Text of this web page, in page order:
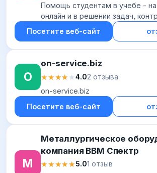
Помощь студентам в учебе - на
онлайн и в решении задач,
Посетите веб-сайт
O
on-service.biz
★★★★★
★★★★★4.02 отзыва
on-service.biz
Посетите веб-сайт
М
Металлургическое
компания ВВМ Спектр
★★★★★
★★★★★5.01 отзыв